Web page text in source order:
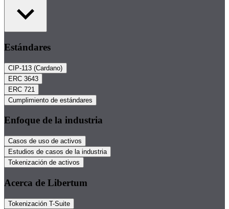
Estándares
CIP-113 (Cardano)
ERC 3643
ERC 721
Cumplimiento de estándares
Enfoque de la industria
Casos de uso de activos
Estudios de casos de la industria
Tokenización de activos
Acerca de Libertum
Tokenización T-Suite